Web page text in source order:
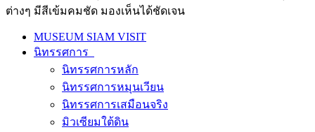
ต่างๆ มีสีเข้มคมชัด มองเห็นได้ชัดเจน
MUSEUM SIAM VISIT
นิทรรศการ
นิทรรศการหลัก
นิทรรศการหมุนเวียน
นิทรรศการเสมือนจริง
มิวเซียมใต้ดิน